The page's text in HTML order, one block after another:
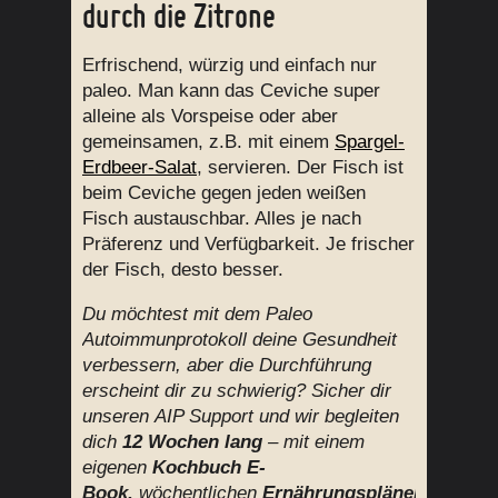
durch die Zitrone
Erfrischend, würzig und einfach nur
paleo. Man kann das Ceviche super
alleine als Vorspeise oder aber
gemeinsamen, z.B. mit einem Spargel-
Erdbeer-Salat, servieren. Der Fisch ist
beim Ceviche gegen jeden weißen
Fisch austauschbar. Alles je nach
Präferenz und Verfügbarkeit. Je frischer
der Fisch, desto besser.
Du möchtest mit dem Paleo
Autoimmunprotokoll deine Gesundheit
verbessern, aber die Durchführung
erscheint dir zu schwierig? Sicher dir
unseren AIP Support und wir begleiten
dich 12 Wochen lang – mit einem
eigenen Kochbuch E-
Book, wöchentlichen Ernährungsplänen,